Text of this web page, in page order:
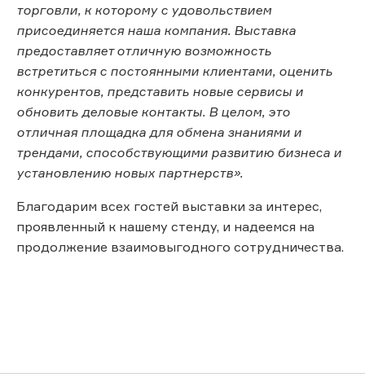
торговли, к которому с удовольствием
присоединяется наша компания. Выставка
предоставляет отличную возможность
встретиться с постоянными клиентами, оценить
конкурентов, представить новые сервисы и
обновить деловые контакты. В целом, это
отличная площадка для обмена знаниями и
трендами, способствующими развитию бизнеса и
установлению новых партнерств».
Благодарим всех гостей выставки за интерес,
проявленный к нашему стенду, и надеемся на
продолжение взаимовыгодного сотрудничества.